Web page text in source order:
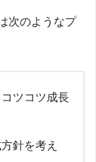
次のようなプ
ツコツ成長
針を考え